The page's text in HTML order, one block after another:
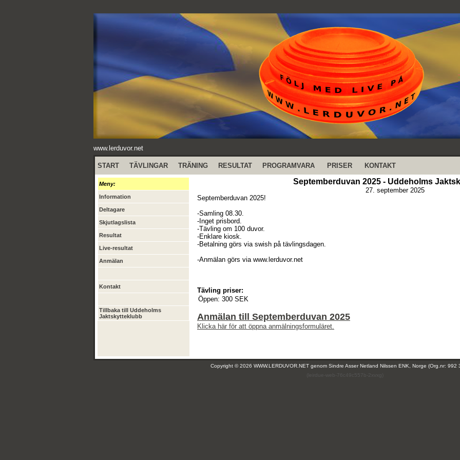
www.lerduvor.net
START TÄVLINGAR TRÄNING RESULTAT PROGRAMVARA PRISER KONTAKT
Meny:
Information
Deltagare
Skjutlagslista
Resultat
Live-resultat
Anmälan
Kontakt
Tillbaka till Uddeholms
Jaktskytteklubb
Septemberduvan 2025 - Uddeholms
27. september 2025
Septemberduvan 2025!
-Samling 08.30.
-Inget prisbord.
-Tävling om 100 duvor.
-Enklare kiosk.
-Betalning görs via swish på tävlingsdagen.
-Anmälan görs via www.lerduvor.net
Tävling priser:
Öppen: 300 SEK
Anmälan till Septemberduvan 2025
Klicka här för att öppna anmälningsformuläret.
Copyright © 2026 WWW.LERDUVOR.NET genom Sindre Asser Netland Nilssen ENK, Norge (Org.nr: 992
(leirdue-web-76c49c557b-2xvxg)